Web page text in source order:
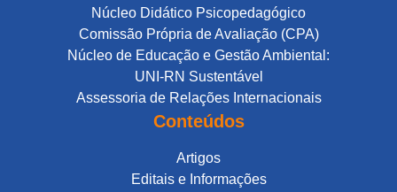
Núcleo Didático Psicopedagógico
Comissão Própria de Avaliação (CPA)
Núcleo de Educação e Gestão Ambiental:
UNI-RN Sustentável
Assessoria de Relações Internacionais
Conteúdos
Artigos
Editais e Informações